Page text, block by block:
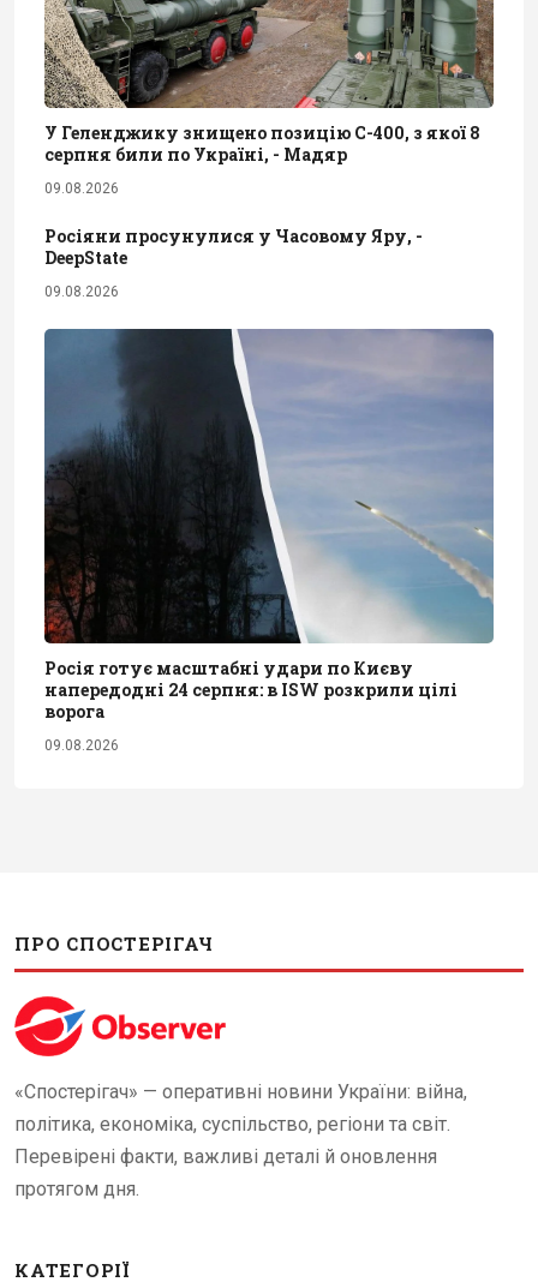
У Геленджику знищено позицію С-400, з якої 8
серпня били по Україні, - Мадяр
09.08.2026
Росіяни просунулися у Часовому Яру, -
DeepState
09.08.2026
Росія готує масштабні удари по Києву
напередодні 24 серпня: в ISW розкрили цілі
ворога
09.08.2026
ПРО СПОСТЕРІГАЧ
«Спостерігач» — оперативні новини України: війна,
політика, економіка, суспільство, регіони та світ.
Перевірені факти, важливі деталі й оновлення
протягом дня.
КАТЕГОРІЇ